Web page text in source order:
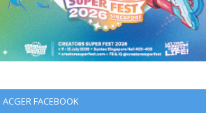
ACGER FACEBOOK